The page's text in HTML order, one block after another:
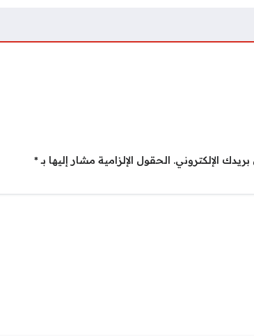
الإلكتروني. الحقول الإلزامية مشار إليها بـ*